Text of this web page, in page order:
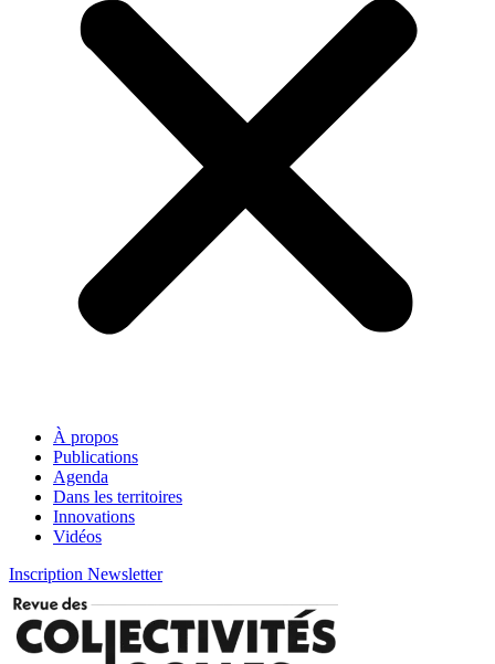
À propos
Publications
Agenda
Dans les territoires
Innovations
Vidéos
Inscription Newsletter